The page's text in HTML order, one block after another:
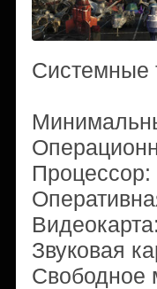
Системные
Звуковая
Свободное